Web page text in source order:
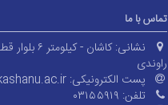
تماس با ما
نشانی:
کاشان - کیلومتر ۶
راوندی
پست الکترونیکی:
تلفن: ۰۳۱۵۵۹۱۹